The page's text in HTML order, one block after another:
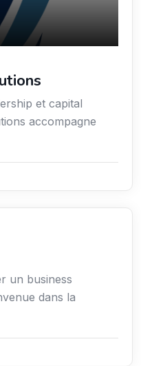
et capital
accompagne
un business
dans la